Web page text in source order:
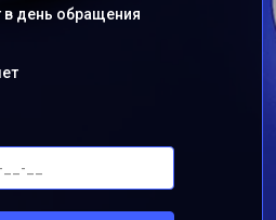
в день обращения